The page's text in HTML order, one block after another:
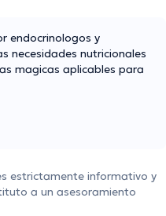
endocrinologos y
necesidades nutricionales
magicas aplicables para
estrictamente informativo y
a un asesoramiento